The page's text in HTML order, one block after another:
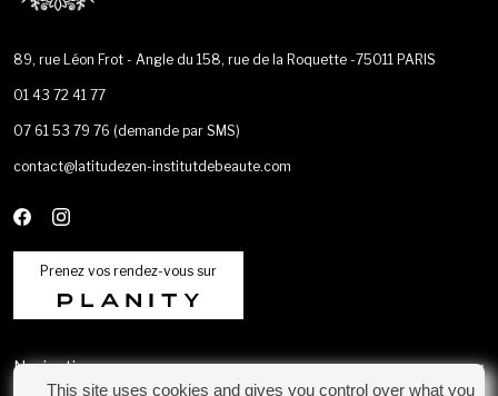
89, rue Léon Frot - Angle du 158, rue de la Roquette -75011 PARIS
01 43 72 41 77
07 61 53 79 76 (demande par SMS)
contact@latitudezen-institutdebeaute.com
Prenez vos rendez-vous sur
Navigation
This site uses cookies and gives you control over what you